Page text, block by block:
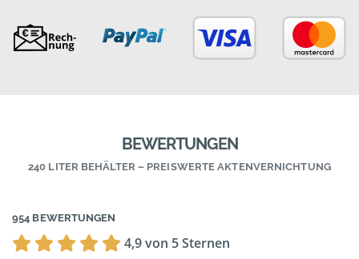
BEWERTUNGEN
240 LITER BEHÄLTER – PREISWERTE AKTENVERNICHTUNG
954 BEWERTUNGEN
4,9 von 5 Sternen